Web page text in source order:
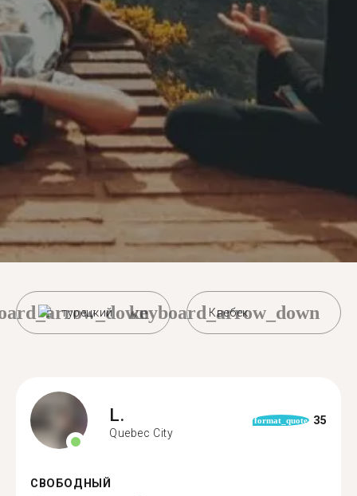
турецкий Квебек
keyboard_arrow_down
L.
Quebec City
format_quote 35
СВОБОДНЫЙ